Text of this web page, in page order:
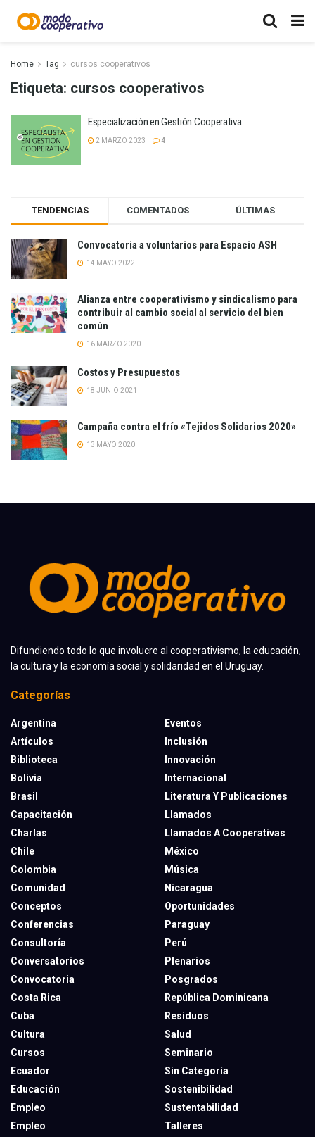
Home Tag cursos cooperativos
Etiqueta: cursos cooperativos
Especialización en Gestión Cooperativa
2 MARZO 2023 4
TENDENCIAS COMENTADOS ÚLTIMAS
Convocatoria a voluntarios para Espacio ASH
14 MAYO 2022
Alianza entre cooperativismo y sindicalismo para
contribuir al cambio social al servicio del bien
común
16 MARZO 2020
Costos y Presupuestos
18 JUNIO 2021
Campaña contra el frío «Tejidos Solidarios 2020»
13 MAYO 2020
Difundiendo todo lo que involucre al cooperativismo, la educación,
la cultura y la economía social y solidaridad en el Uruguay.
Categorías
Argentina
Artículos
Biblioteca
Bolivia
Brasil
Capacitación
Charlas
Chile
Colombia
Comunidad
Conceptos
Conferencias
Consultoría
Conversatorios
Convocatoria
Costa Rica
Cuba
Cultura
Cursos
Ecuador
Educación
Empleo
Empleo
Eventos
Inclusión
Innovación
Internacional
Literatura Y Publicaciones
Llamados
Llamados A Cooperativas
México
Música
Nicaragua
Oportunidades
Paraguay
Perú
Plenarios
Posgrados
República Dominicana
Residuos
Salud
Seminario
Sin Categoría
Sostenibilidad
Sustentabilidad
Talleres